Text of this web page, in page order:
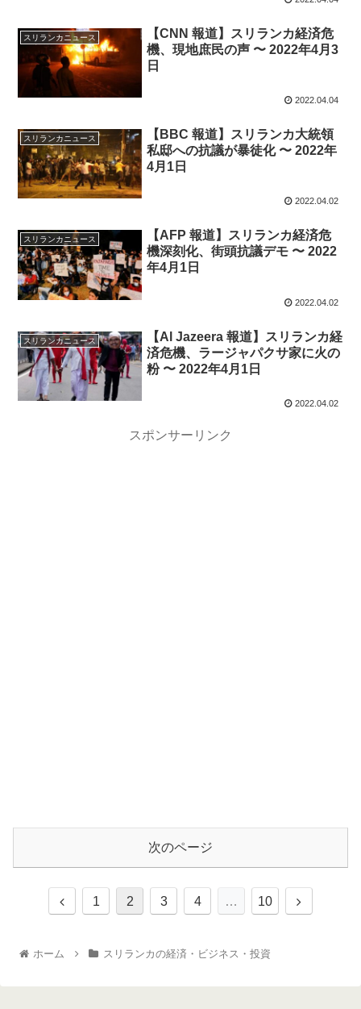
スリランカニュース
【CNN 報道】スリランカ経済危
機、現地庶民の声 〜 2022年4月3
日
2022.04.04
スリランカニュース
【BBC 報道】スリランカ大統領
私邸への抗議が暴徒化 〜 2022年
4月1日
2022.04.02
スリランカニュース
【AFP 報道】スリランカ経済危
機深刻化、街頭抗議デモ 〜 2022
年4月1日
2022.04.02
スリランカニュース
【Al Jazeera 報道】スリランカ経
済危機、ラージャパクサ家に火の
粉 〜 2022年4月1日
2022.04.02
スポンサーリンク
次のページ
1 2 3 4 … 10
ホーム スリランカの経済・ビジネス・投資